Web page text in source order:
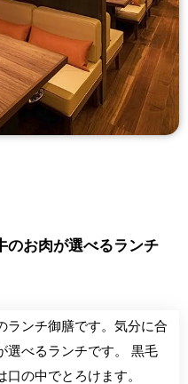
のお肉が選べるランチ
ランチ御膳です。気分に合
選べるランチです。 黒毛
口の中でとろけます。